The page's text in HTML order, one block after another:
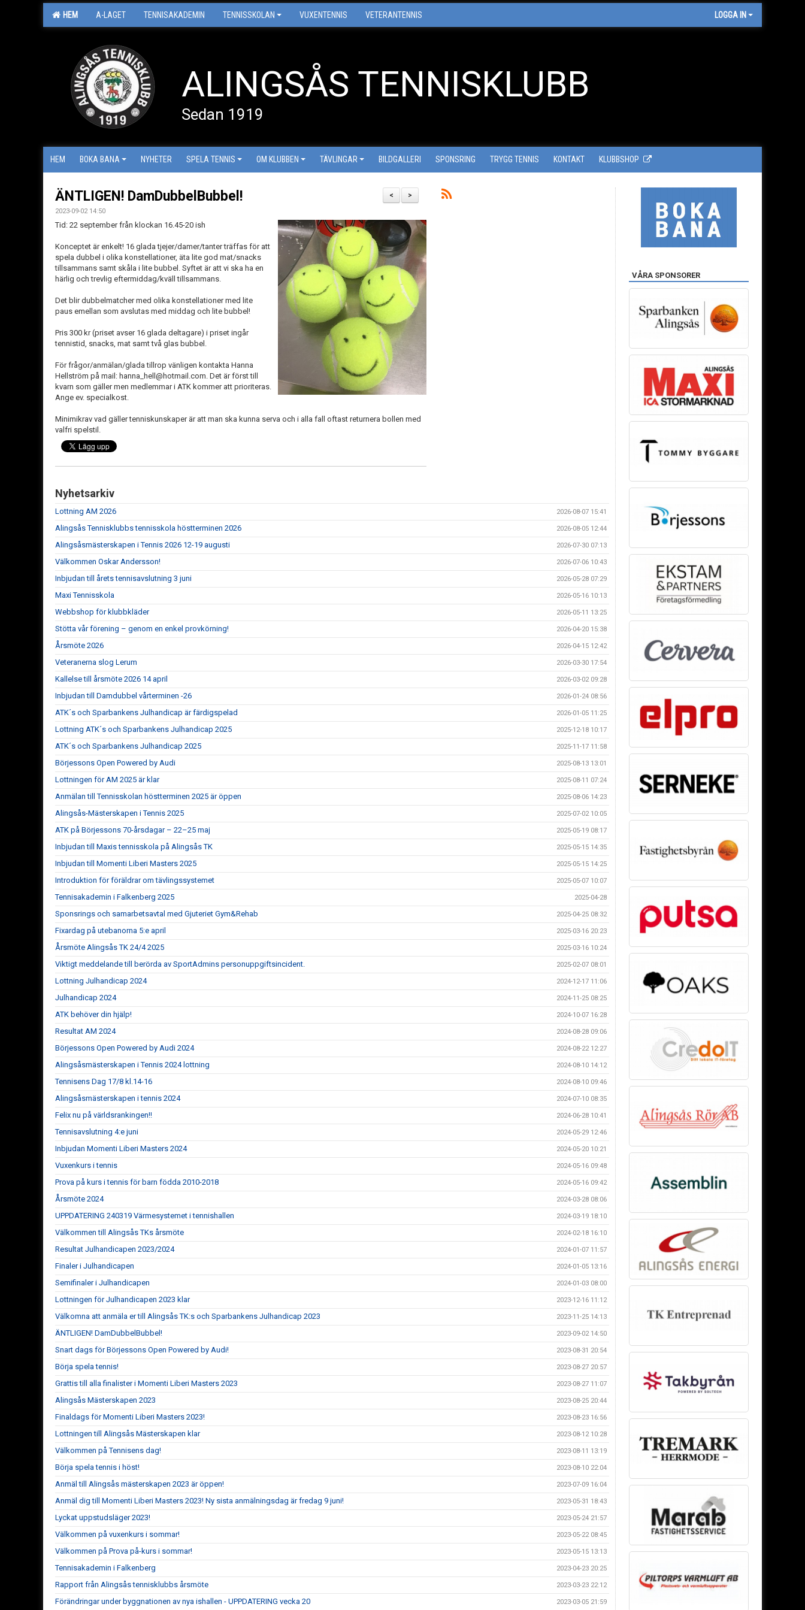
HEM A-LAGET TENNISAKADEMIN TENNISSKOLAN VUXENTENNIS VETERANTENNIS LOGGA IN
ALINGSÅS TENNISKLUBB
Sedan 1919
HEM BOKA BANA NYHETER SPELA TENNIS OM KLUBBEN TÄVLINGAR BILDGALLERI SPONSRING TRYGG TENNIS KONTAKT KLUBBSHOP
>
<
ÄNTLIGEN! DamDubbelBubbel!
2023-09-02 14:50
Tid: 22 september från klockan 16.45-20 ish
Konceptet är enkelt! 16 glada tjejer/damer/tanter träffas för att
spela dubbel i olika konstellationer, äta lite god mat/snacks
tillsammans samt skåla i lite bubbel. Syftet är att vi ska ha en
härlig och trevlig eftermiddag/kväll tillsammans.
Det blir dubbelmatcher med olika konstellationer med lite
paus emellan som avslutas med middag och lite bubbel!
Pris 300 kr (priset avser 16 glada deltagare) i priset ingår
tennistid, snacks, mat samt två glas bubbel.
För frågor/anmälan/glada tillrop vänligen kontakta Hanna
Hellström på mail: hanna_hell@hotmail.com. Det är först till
kvarn som gäller men medlemmar i ATK kommer att prioriteras.
Ange ev. specialkost.
Minimikrav vad gäller tenniskunskaper är att man ska kunna serva och i alla fall oftast returnera bollen med
valfri spelstil.
Nyhetsarkiv
Lottning AM 2026 2026-08-07 15:41
Alingsås Tennisklubbs tennisskola höstterminen 2026 2026-08-05 12:44
Alingsåsmästerskapen i Tennis 2026 12-19 augusti 2026-07-30 07:13
Välkommen Oskar Andersson! 2026-07-06 10:43
Inbjudan till årets tennisavslutning 3 juni 2026-05-28 07:29
Maxi Tennisskola 2026-05-16 10:13
Webbshop för klubbkläder 2026-05-11 13:25
Stötta vår förening – genom en enkel provkörning! 2026-04-20 15:38
Årsmöte 2026 2026-04-15 12:42
Veteranerna slog Lerum 2026-03-30 17:54
Kallelse till årsmöte 2026 14 april 2026-03-02 09:28
Inbjudan till Damdubbel vårterminen -26 2026-01-24 08:56
ATK´s och Sparbankens Julhandicap är färdigspelad 2026-01-05 11:25
Lottning ATK´s och Sparbankens Julhandicap 2025 2025-12-18 10:17
ATK´s och Sparbankens Julhandicap 2025 2025-11-17 11:58
Börjessons Open Powered by Audi 2025-08-13 13:01
Lottningen för AM 2025 är klar 2025-08-11 07:24
Anmälan till Tennisskolan höstterminen 2025 är öppen 2025-08-06 14:23
Alingsås-Mästerskapen i Tennis 2025 2025-07-02 10:05
ATK på Börjessons 70-årsdagar – 22–25 maj 2025-05-19 08:17
Inbjudan till Maxis tennisskola på Alingsås TK 2025-05-15 14:35
Inbjudan till Momenti Liberi Masters 2025 2025-05-15 14:25
Introduktion för föräldrar om tävlingssystemet 2025-05-07 10:07
Tennisakademin i Falkenberg 2025 2025-04-28
Sponsrings och samarbetsavtal med Gjuteriet Gym&Rehab 2025-04-25 08:32
Fixardag på utebanorna 5:e april 2025-03-16 20:23
Årsmöte Alingsås TK 24/4 2025 2025-03-16 10:24
Viktigt meddelande till berörda av SportAdmins personuppgiftsincident. 2025-02-07 08:01
Lottning Julhandicap 2024 2024-12-17 11:06
Julhandicap 2024 2024-11-25 08:25
ATK behöver din hjälp! 2024-10-07 16:28
Resultat AM 2024 2024-08-28 09:06
Börjessons Open Powered by Audi 2024 2024-08-22 12:27
Alingsåsmästerskapen i Tennis 2024 lottning 2024-08-10 14:12
Tennisens Dag 17/8 kl.14-16 2024-08-10 09:46
Alingsåsmästerskapen i tennis 2024 2024-07-10 08:35
Felix nu på världsrankingen!! 2024-06-28 10:41
Tennisavslutning 4:e juni 2024-05-29 12:46
Inbjudan Momenti Liberi Masters 2024 2024-05-20 10:21
Vuxenkurs i tennis 2024-05-16 09:48
Prova på kurs i tennis för barn födda 2010-2018 2024-05-16 09:42
Årsmöte 2024 2024-03-28 08:06
UPPDATERING 240319 Värmesystemet i tennishallen 2024-03-19 18:10
Välkommen till Alingsås TKs årsmöte 2024-02-18 16:10
Resultat Julhandicapen 2023/2024 2024-01-07 11:57
Finaler i Julhandicapen 2024-01-05 13:16
Semifinaler i Julhandicapen 2024-01-03 08:00
Lottningen för Julhandicapen 2023 klar 2023-12-16 11:12
Välkomna att anmäla er till Alingsås TK:s och Sparbankens Julhandicap 2023 2023-11-25 14:13
ÄNTLIGEN! DamDubbelBubbel! 2023-09-02 14:50
Snart dags för Börjessons Open Powered by Audi! 2023-08-31 20:54
Börja spela tennis! 2023-08-27 20:57
Grattis till alla finalister i Momenti Liberi Masters 2023 2023-08-27 11:07
Alingsås Mästerskapen 2023 2023-08-25 20:44
Finaldags för Momenti Liberi Masters 2023! 2023-08-23 16:56
Lottningen till Alingsås Mästerskapen klar 2023-08-12 10:28
Välkommen på Tennisens dag! 2023-08-11 13:19
Börja spela tennis i höst! 2023-08-10 22:04
Anmäl till Alingsås mästerskapen 2023 är öppen! 2023-07-09 16:04
Anmäl dig till Momenti Liberi Masters 2023! Ny sista anmälningsdag är fredag 9 juni! 2023-05-31 18:43
Lyckat uppstudsläger 2023! 2023-05-24 21:57
Välkommen på vuxenkurs i sommar! 2023-05-22 08:45
Välkommen på Prova på-kurs i sommar! 2023-05-15 13:13
Tennisakademin i Falkenberg 2023-04-23 20:25
Rapport från Alingsås tennisklubbs årsmöte 2023-03-23 22:12
Förändringar under byggnationen av nya ishallen - UPPDATERING vecka 20 2023-03-05 21:59
VÅRA SPONSORER